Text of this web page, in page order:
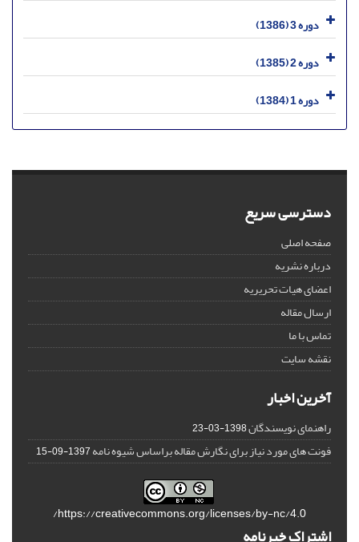
دوره 3 (1386)
دوره 2 (1385)
دوره 1 (1384)
دسترسی سریع
صفحه اصلی
درباره نشریه
اعضای هیات تحریریه
ارسال مقاله
تماس با ما
نقشه سایت
آخرین اخبار
راهنمای نویسندگان1398-03-23
فونت های مورد نیاز برای نگارش مقاله براساس شیوه نامه1397-09-15
https://creativecommons.org/licenses/by-nc/4.0/